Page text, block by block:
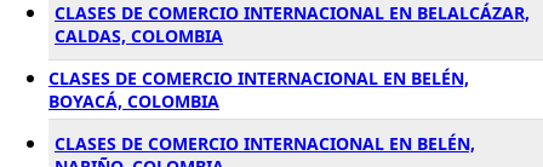
CLASES DE COMERCIO INTERNACIONAL EN BELALCÁZAR,
CALDAS, COLOMBIA
CLASES DE COMERCIO INTERNACIONAL EN BELÉN,
BOYACÁ, COLOMBIA
CLASES DE COMERCIO INTERNACIONAL EN BELÉN,